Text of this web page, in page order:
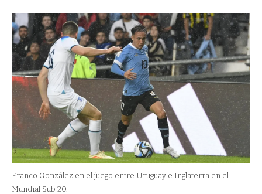
Franco González en el juego entre Uruguay e Inglaterra en el
Mundial Sub 20.